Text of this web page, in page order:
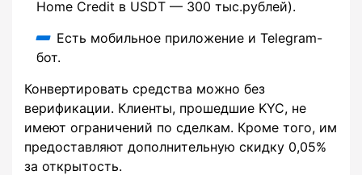
Home Credit в USDT — 300 тыс.рублей).
Есть мобильное приложение и Telegram-
бот.
Конвертировать средства можно без
верификации. Клиенты, прошедшие KYC, не
имеют ограничений по сделкам. Кроме того, им
предоставляют дополнительную скидку 0,05%
за открытость.